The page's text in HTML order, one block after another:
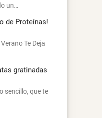
un…
de Proteínas!
Te Deja
gratinadas
sencillo, que te